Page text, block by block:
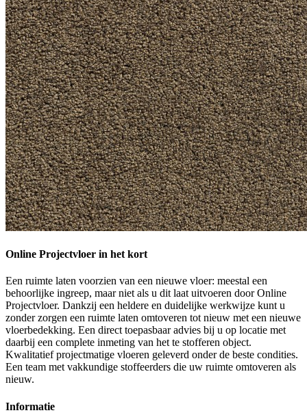
Online Projectvloer in het kort
Een ruimte laten voorzien van een nieuwe vloer: meestal een
behoorlijke ingreep, maar niet als u dit laat uitvoeren door Online
Projectvloer. Dankzij een heldere en duidelijke werkwijze kunt u
zonder zorgen een ruimte laten omtoveren tot nieuw met een nieuwe
vloerbedekking. Een direct toepasbaar advies bij u op locatie met
daarbij een complete inmeting van het te stofferen object.
Kwalitatief projectmatige vloeren geleverd onder de beste condities.
Een team met vakkundige stoffeerders die uw ruimte omtoveren als
nieuw.
Informatie